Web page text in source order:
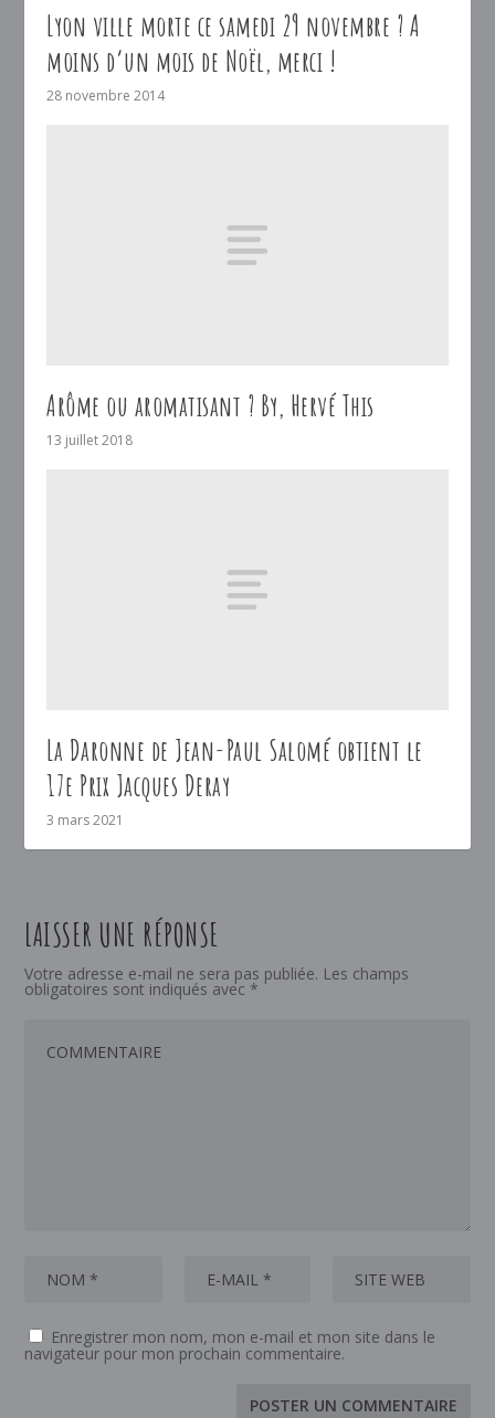
Lyon ville morte ce samedi 29 novembre ? A
moins d’un mois de Noël, merci !
28 novembre 2014
Arôme ou aromatisant ? By, Hervé This
13 juillet 2018
La Daronne de Jean-Paul Salomé obtient le
17e Prix Jacques Deray
3 mars 2021
LAISSER UNE RÉPONSE
Votre adresse e-mail ne sera pas publiée. Les champs
obligatoires sont indiqués avec *
Enregistrer mon nom, mon e-mail et mon site dans le
navigateur pour mon prochain commentaire.